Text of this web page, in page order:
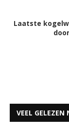
Laatste
VEEL GELEZEN